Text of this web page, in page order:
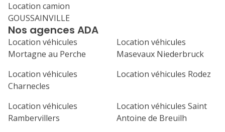
Nos agences ADA
Location véhicules
Mortagne au Perche
Location véhicules
Masevaux Niederbruck
Location véhicules
Charnecles
Location véhicules Rodez
Location véhicules
Rambervillers
Location véhicules Saint
Antoine de Breuilh
Location camion
GOUSSAINVILLE